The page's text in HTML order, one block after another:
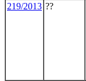
219/2013 ??